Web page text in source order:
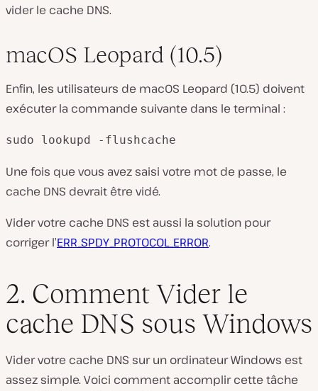
vider le cache DNS.
macOS Leopard (10.5)
Enfin, les utilisateurs de macOS Leopard (10.5) doivent
exécuter la commande suivante dans le terminal :
sudo lookupd -flushcache
Une fois que vous avez saisi votre mot de passe, le
cache DNS devrait être vidé.
Vider votre cache DNS est aussi la solution pour
corriger l’ERR_SPDY_PROTOCOL_ERROR.
2. Comment Vider le
cache DNS sous Windows
Vider votre cache DNS sur un ordinateur Windows est
assez simple. Voici comment accomplir cette tâche